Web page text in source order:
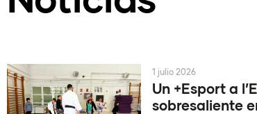
Un +Esport a
sobresaliente
1 julio 2026